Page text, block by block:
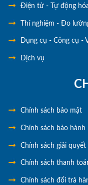
Điện tử - Tự động
Thí nghiệm - Đo
Dụng cụ - Công cụ -
Dịch vụ
Chính sách bảo mật
Chính sách bảo hành
Chính sách giải
Chính sách thanh
Chính sách đổi trả